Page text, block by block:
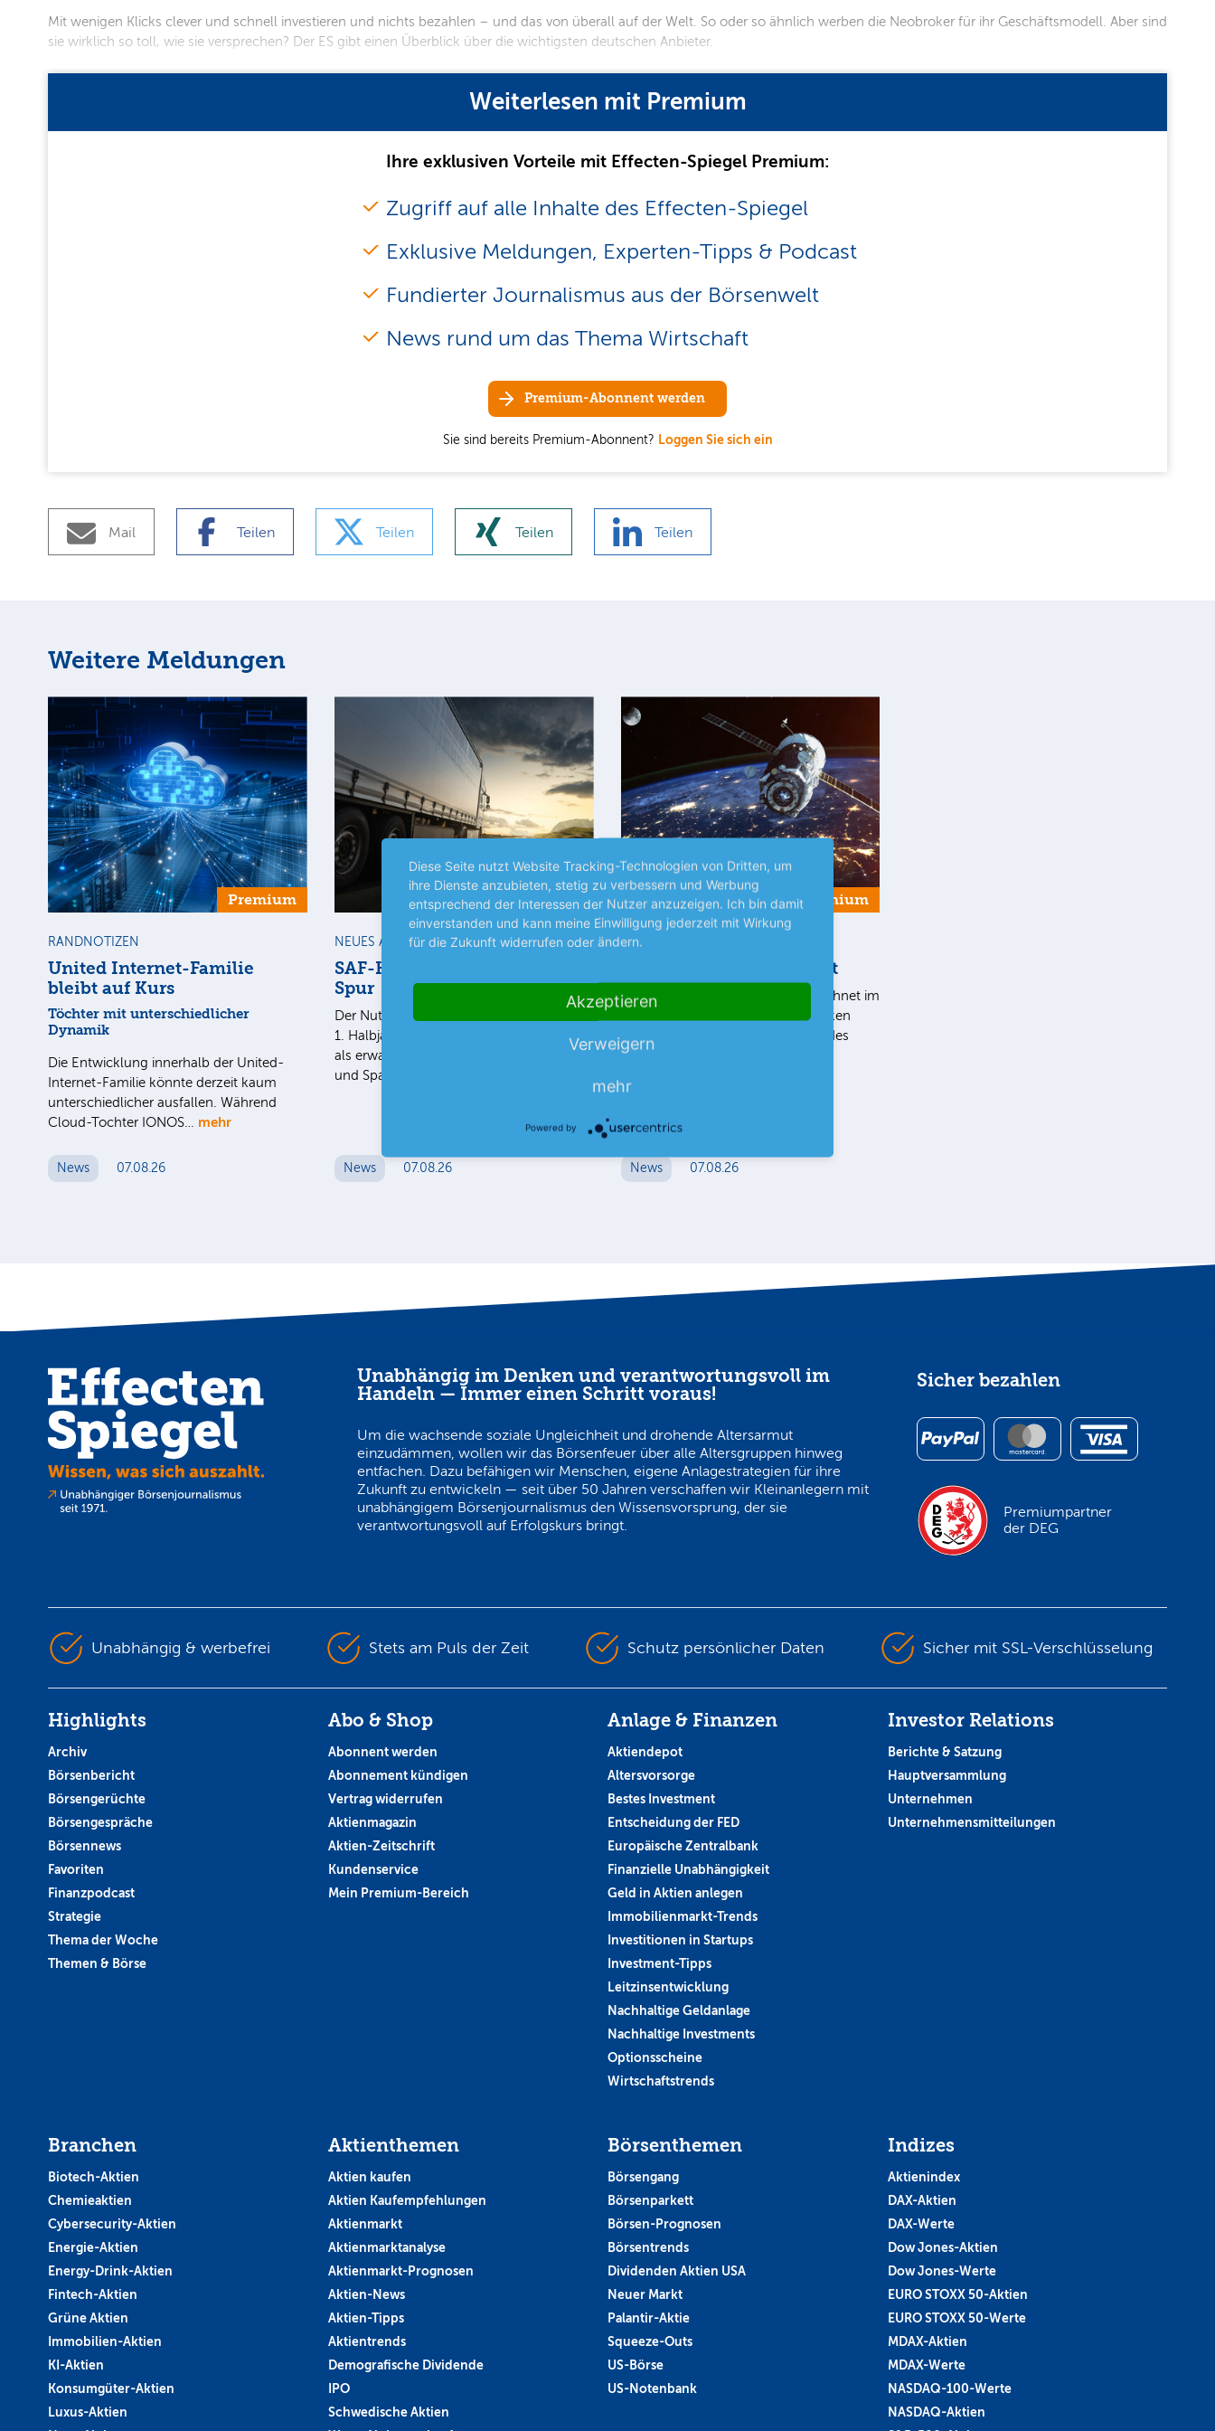
Mit wenigen Klicks clever und schnell investieren und nichts bezahlen – und das von überall auf der Welt. So oder so ähnlich werben die Neobroker für ihr Geschäftsmodell. Aber sind
sie wirk­lich so toll, wie sie versprechen? Der ES gibt einen Überblick über die wichtigsten deutschen Anbieter.
Weiterlesen mit Premium
Ihre exklusiven Vorteile mit Effecten-Spiegel Premium:
Zugriff auf alle Inhalte des Effecten-Spiegel
Exklusive Meldungen, Experten-Tipps & Podcast
Fundierter Journalismus aus der Börsenwelt
News rund um das Thema Wirtschaft
Premium-Abonnent werden
Sie sind bereits Premium-Abonnent? Loggen Sie sich ein
Mail Teilen Teilen Teilen Teilen
Weitere Meldungen
Premium
RANDNOTIZEN
United Internet-Familie
bleibt auf Kurs
Töchter mit unterschiedlicher
Dynamik
Die Entwicklung innerhalb der United-
Internet-Familie könnte derzeit kaum
unterschiedlicher ausfallen. Während
Cloud-Tochter IONOS… mehr
News 07.08.26
Premium
NEUES AUS UNTERNEHMEN
SAF-Holland bleibt in der
Spur
Der Nutzfahrzeugzulieferer hat im
1. Halbjahr etwas besser abgeschnitten
als erwartet. Dazu trugen Skaleneffekte
und Sparmaßnahmen…
News 07.08.26
Premium
MUSTERDEPOT
Eutelsat reduziert Verlust
Der Satellitenbetreiber Eutelsat rechnet im
kommenden Jahr wegen des starken
Wachstums im Geschäftsbereich des
erdnahen Orbits mit…
News 07.08.26
Unabhängig im Denken und verantwortungsvoll im
Handeln — Immer einen Schritt voraus!
Um die wachsende soziale Ungleichheit und drohende Altersarmut
einzudämmen, wollen wir das Börsenfeuer über alle Altersgruppen hinweg
entfachen. Dazu befähigen wir Menschen, eigene Anlagestrategien für ihre
Zukunft zu entwickeln — seit über 50 Jahren verschaffen wir Kleinanlegern mit
unabhängigem Börsenjournalismus den Wissensvorsprung, der sie
verantwortungsvoll auf Erfolgskurs bringt.
Sicher bezahlen
Premiumpartner
der DEG
Unabhängig & werbefrei Stets am Puls der Zeit Schutz persönlicher Daten Sicher mit SSL-Verschlüsselung
Highlights
Archiv
Börsenbericht
Börsengerüchte
Börsengespräche
Börsennews
Favoriten
Finanzpodcast
Strategie
Thema der Woche
Themen & Börse
Abo & Shop
Abonnent werden
Abonnement kündigen
Vertrag widerrufen
Aktienmagazin
Aktien-Zeitschrift
Kundenservice
Mein Premium-Bereich
Anlage & Finanzen
Aktiendepot
Altersvorsorge
Bestes Investment
Entscheidung der FED
Europäische Zentralbank
Finanzielle Unabhängigkeit
Geld in Aktien anlegen
Immobilienmarkt-Trends
Investitionen in Startups
Investment-Tipps
Leitzinsentwicklung
Nachhaltige Geldanlage
Nachhaltige Investments
Optionsscheine
Wirtschaftstrends
Investor Relations
Berichte & Satzung
Hauptversammlung
Unternehmen
Unternehmensmitteilungen
Branchen
Biotech-Aktien
Chemieaktien
Cybersecurity-Aktien
Energie-Aktien
Energy-Drink-Aktien
Fintech-Aktien
Grüne Aktien
Immobilien-Aktien
KI-Aktien
Konsumgüter-Aktien
Luxus-Aktien
Aktienthemen
Aktien kaufen
Aktien Kaufempfehlungen
Aktienmarkt
Aktienmarktanalyse
Aktienmarkt-Prognosen
Aktien-News
Aktien-Tipps
Aktientrends
Demografische Dividende
IPO
Schwedische Aktien
Börsenthemen
Börsengang
Börsenparkett
Börsen-Prognosen
Börsentrends
Dividenden Aktien USA
Neuer Markt
Palantir-Aktie
Squeeze-Outs
US-Börse
US-Notenbank
Indizes
Aktienindex
DAX-Aktien
DAX-Werte
Dow Jones-Aktien
Dow Jones-Werte
EURO STOXX 50-Aktien
EURO STOXX 50-Werte
MDAX-Aktien
MDAX-Werte
NASDAQ-100-Werte
NASDAQ-Aktien
Diese Seite nutzt Website Tracking-Technologien von Dritten, um
ihre Dienste anzubieten, stetig zu verbessern und Werbung
entsprechend der Interessen der Nutzer anzuzeigen. Ich bin damit
einverstanden und kann meine Einwilligung jederzeit mit Wirkung
für die Zukunft widerrufen oder ändern.
Akzeptieren
Verweigern
mehr
Powered by